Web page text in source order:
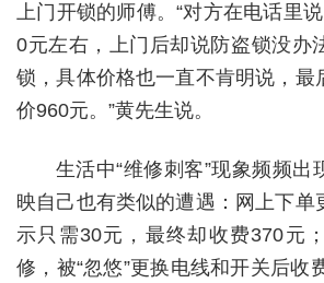
上门开锁的师傅。“对方在电话里
0元左右，上门后却说防盗锁没办
锁，具体价格也一直不肯明说，最
价960元。”黄先生说。
生活中“维修刺客”现象频频出
映自己也有类似的遭遇：网上下单
示只需30元，最终却收费370元
修，被“忽悠”更换电线和开关后